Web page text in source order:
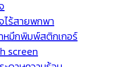
ไร้สายพกพา
มึกพิมพ์สติกเกอร์
screen